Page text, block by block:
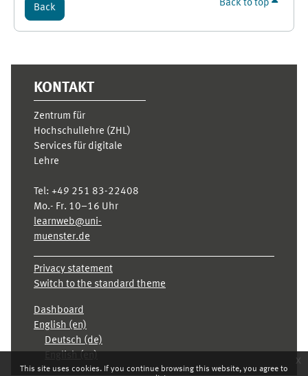
This site uses cookies. If you continue browsing this website, you agree to
x
Back Back to top
KONTAKT
Zentrum für
Hochschullehre (ZHL)
Services für digitale
Lehre
Tel: +49 251 83-22408
Mo.- Fr. 10–16 Uhr
learnweb@uni-
muenster.de
Privacy statement
Switch to the standard theme
Dashboard
English ‎(en)‎
Deutsch ‎(de)‎